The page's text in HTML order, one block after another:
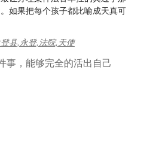
如果把每个孩子都比喻成天真可
县,永登,法院,天使